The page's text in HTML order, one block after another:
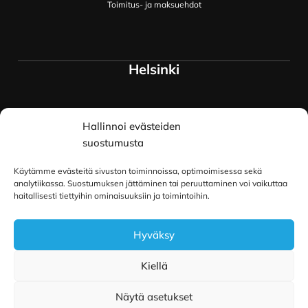
Hallinnoi evästeiden
suostumusta
Käytämme evästeitä sivuston toiminnoissa, optimoimisessa sekä
analytiikassa. Suostumuksen jättäminen tai peruuttaminen voi vaikuttaa
haitallisesti tiettyihin ominaisuuksiin ja toimintoihin.
Hyväksy
Kiellä
Näytä asetukset
Toimitus- ja maksuehdot
Helsinki
Siltavuorenranta 18
00170 Helsinki
Oulu
Kauppurienkatu 34
90100 Oulu